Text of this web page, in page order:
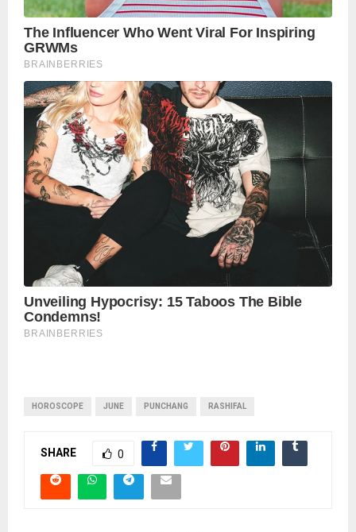
HOROSCOPE JUNE PUNCHANG RASHIFAL
SHARE 0